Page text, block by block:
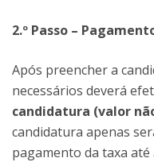
2.º Passo –
Após preencher a
necessários deverá
candidatura (valor
candidatura apenas
pagamento da taxa